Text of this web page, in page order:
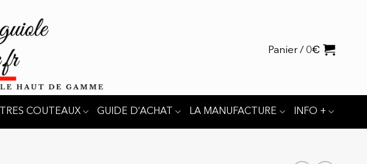
Panier / 0€
COUTEAUX GUIDE D’ACHAT LA MANUFACTURE INFO +